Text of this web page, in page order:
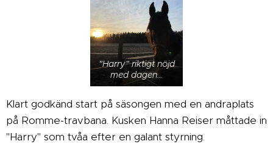
"Harry" riktigt nöjd
med dagen...
Klart godkänd start på säsongen med en andraplats
på Romme-travbana. Kusken Hanna Reiser måttade in
"Harry" som tvåa efter en galant styrning.